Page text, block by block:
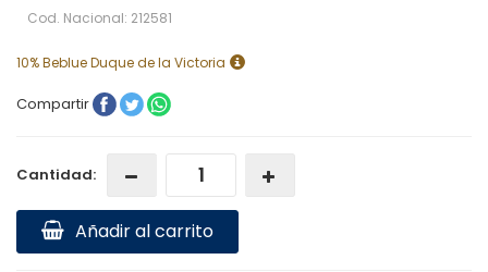
Cod. Nacional: 212581
10% Beblue Duque de la Victoria
Compartir
Cantidad:
Añadir al carrito